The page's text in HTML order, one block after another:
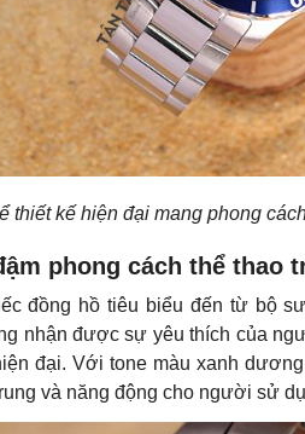
thiết kế hiện đại mang phong
phong cách thể thao
đồng hồ tiêu biểu đến từ bộ
nhận được sự yêu thích của
đại. Với tone màu xanh
và năng động cho người sử